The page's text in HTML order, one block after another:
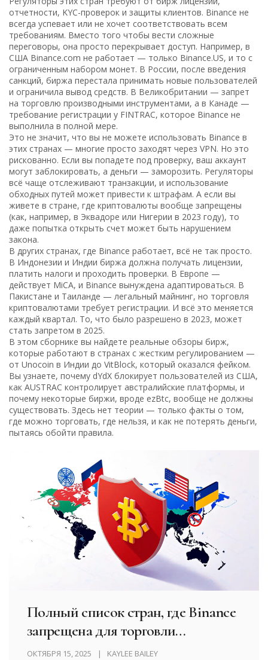
отчетности, KYC-проверок и защиты клиентов. Binance не
всегда успевает или не хочет соответствовать всем
требованиям. Вместо того чтобы вести сложные
переговоры, она просто перекрывает доступ. Например, в
США Binance.com не работает — только Binance.US, и то с
ограниченным набором монет. В России, после введения
санкций, биржа перестала принимать новые пользователей
и ограничила вывод средств. В Великобритании — запрет
на торговлю производными инструментами, а в Канаде —
требование регистрации у FINTRAC, которое Binance не
выполнила в полной мере.
Это не значит, что вы не можете использовать Binance в
этих странах — многие просто заходят через VPN. Но это
рискованно. Если вы попадете под проверку, ваш аккаунт
могут заблокировать, а деньги — заморозить. Регуляторы
всё чаще отслеживают транзакции, и использование
обходных путей может привести к штрафам. А если вы
живете в стране, где криптовалюты вообще запрещены
(как, например, в Эквадоре или Нигерии в 2023 году), то
даже попытка открыть счет может быть нарушением
закона.
В других странах, где Binance работает, всё не так просто.
В Индонезии и Индии биржа должна получать лицензии,
платить налоги и проходить проверки. В Европе —
действует MiCA, и Binance вынуждена адаптироваться. В
Пакистане и Таиланде — легальный майнинг, но торговля
криптовалютами требует регистрации. И всё это меняется
каждый квартал. То, что было разрешено в 2023, может
стать запретом в 2025.
В этом сборнике вы найдете реальные обзоры бирж,
которые работают в странах с жестким регулированием —
от Unocoin в Индии до VitBlock, который оказался фейком.
Вы узнаете, почему dYdX блокирует пользователей из США,
как AUSTRAC контролирует австралийские платформы, и
почему некоторые биржи, вроде ezBtc, вообще не должны
существовать. Здесь нет теории — только факты о том,
где можно торговать, где нельзя, и как не потерять деньги,
пытаясь обойти правила.
Полный список стран, где Binance
запрещена для торговли
криптовалютой в 2025 году
ОКТЯБРЯ 15, 2025 KAYLEE BAILEY